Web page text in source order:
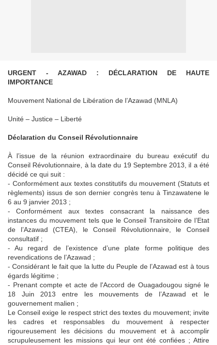
URGENT - AZAWAD : DÉCLARATION DE HAUTE
IMPORTANCE
Mouvement National de Libération de l’Azawad (MNLA)
Unité – Justice – Liberté
Déclaration du Conseil Révolutionnaire
À l’issue de la réunion extraordinaire du bureau exécutif du
Conseil Révolutionnaire, à la date du 19 Septembre 2013, il a été
décidé ce qui suit :
- Conformément aux textes constitutifs du mouvement (Statuts et
règlements) issus de son dernier congrès tenu à Tinzawatene le
6 au 9 janvier 2013 ;
- Conformément aux textes consacrant la naissance des
instances du mouvement tels que le Conseil Transitoire de l’Etat
de l’Azawad (CTEA), le Conseil Révolutionnaire, le Conseil
consultatif ;
- Au regard de l’existence d’une plate forme politique des
revendications de l’Azawad ;
- Considérant le fait que la lutte du Peuple de l’Azawad est à tous
égards légitime ;
- Prenant compte et acte de l'Accord de Ouagadougou signé le
18 Juin 2013 entre les mouvements de l’Azawad et le
gouvernement malien ;
Le Conseil exige le respect strict des textes du mouvement; invite
les cadres et responsables du mouvement à respecter
rigoureusement les décisions du mouvement et à accomplir
scrupuleusement les missions qui leur ont été confiées ; Attire